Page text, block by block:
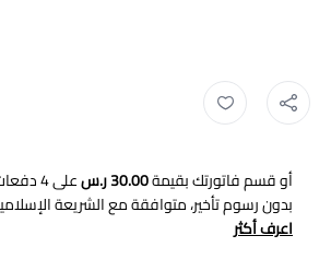
زي عاملات , زي عمال ,
أو قسم فاتورتك بقيمة30.00 ر.س على4
بدون رسوم تأخير، متوافقة مع الشريعة
اعرف أكثر